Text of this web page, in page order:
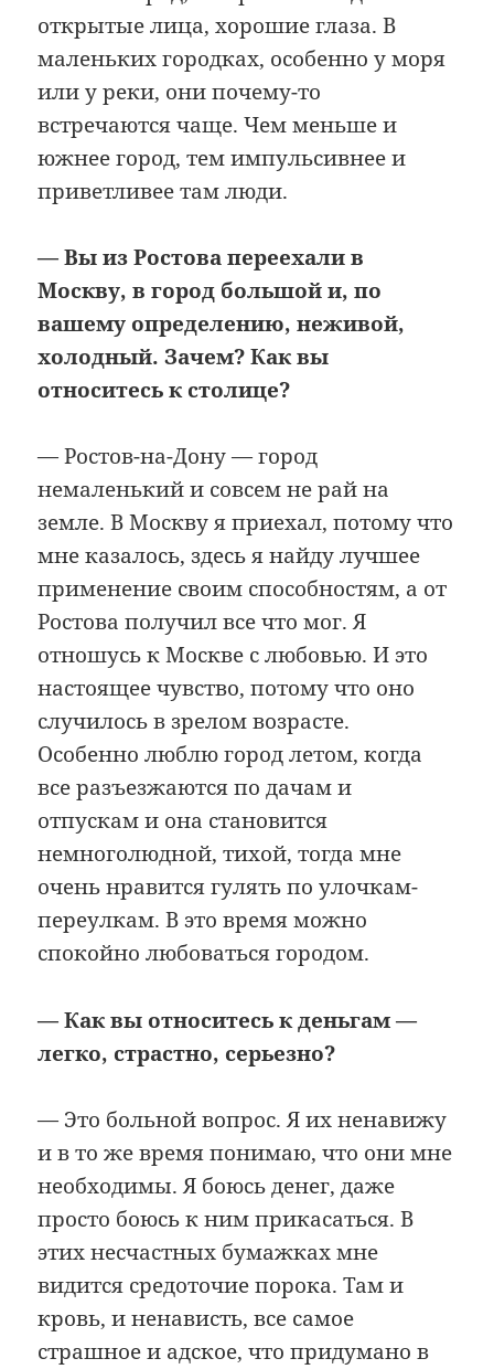
открытые лица, хорошие глаза. В
маленьких городках, особенно у моря
или у реки, они почему-то
встречаются чаще. Чем меньше и
южнее город, тем импульсивнее и
приветливее там люди.
— Вы из Ростова переехали в
Москву, в город большой и, по
вашему определению, неживой,
холодный. Зачем? Как вы
относитесь к столице?
— Ростов-на-Дону — город
немаленький и совсем не рай на
земле. В Москву я приехал, потому что
мне казалось, здесь я найду лучшее
применение своим способностям, а от
Ростова получил все что мог. Я
отношусь к Москве с любовью. И это
настоящее чувство, потому что оно
случилось в зрелом возрасте.
Особенно люблю город летом, когда
все разъезжаются по дачам и
отпускам и она становится
немноголюдной, тихой, тогда мне
очень нравится гулять по улочкам-
переулкам. В это время можно
спокойно любоваться городом.
— Как вы относитесь к деньгам —
легко, страстно, серьезно?
— Это больной вопрос. Я их ненавижу
и в то же время понимаю, что они мне
необходимы. Я боюсь денег, даже
просто боюсь к ним прикасаться. В
этих несчастных бумажках мне
видится средоточие порока. Там и
кровь, и ненависть, все самое
страшное и адское, что придумано в